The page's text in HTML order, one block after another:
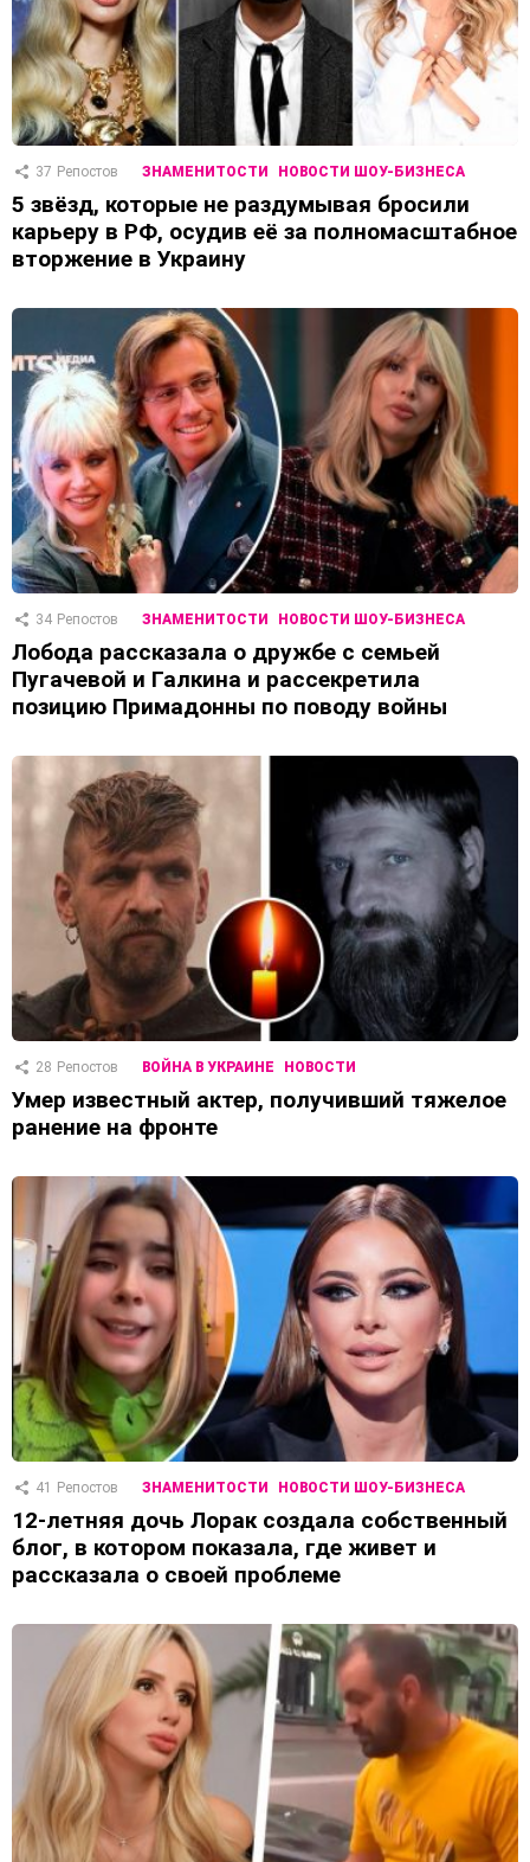
37 Репостов ЗНАМЕНИТОСТИ НОВОСТИ ШОУ-БИЗНЕСА
5 звёзд, которые не раздумывая бросили
карьеру в РФ, осудив её за полномасштабное
вторжение в Украину
34 Репостов ЗНАМЕНИТОСТИ НОВОСТИ ШОУ-БИЗНЕСА
Лобода рассказала о дружбе с семьей
Пугачевой и Галкина и рассекретила
позицию Примадонны по поводу войны
28 Репостов ВОЙНА В УКРАИНЕ НОВОСТИ
Умер известный актер, получивший тяжелое
ранение на фронте
41 Репостов ЗНАМЕНИТОСТИ НОВОСТИ ШОУ-БИЗНЕСА
12-летняя дочь Лорак создала собственный
блог, в котором показала, где живет и
рассказала о своей проблеме